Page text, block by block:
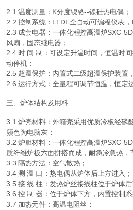
2.1 温度测量：K分度镍铬--镍硅热电偶；
2.2 控制系统：LTDE全自动可编程仪表
2.3 成套电器：一体化程控高温炉SXC-
风扇，固态继电器；
2.4 时 间 制：可设定升温时间，恒温时
动停机；
2.5 超温保护：内置式二级超温保护装置
2.6 运行方式：全量程可调节恒温，恒定
三、炉体结构及用料
3.1 炉壳材料：外箱壳采用优质冷板经磷
颜色为电脑灰；
3.2 炉胆材料：一体化程控高温炉SXC-
质纤维炉板六面拼搭而成，耐急冷急热，
3.3 隔热方法：空气散热；
3.4 测 温 口：热电偶从炉体后上方进入；
3.5 接 线 柱：发热炉丝接线柱位于炉体后
3.6 控 制 器：位于炉体下方，内置控制
3.7 加热元件：高温电阻丝；